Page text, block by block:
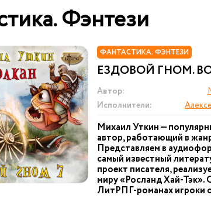
Фэнтези
ФАНТАСТИКА. ФЭНТЕЗИ
ЕЗДОВОЙ ГНОМ.
Автор:
Исполнители:
Михаил Уткин —
автор, работающий в
Представляем в
самый известный
проект писателя,
миру «Росланд Хай-Тэк».
ЛитРПГ-романах игроки